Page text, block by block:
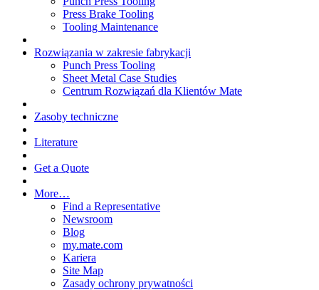
Press Brake Tooling
Tooling Maintenance
Rozwiązania w zakresie fabrykacji
Punch Press Tooling
Sheet Metal Case Studies
Centrum Rozwiązań dla Klientów Mate
Zasoby techniczne
Literature
Get a Quote
More…
Find a Representative
Newsroom
Blog
my.mate.com
Kariera
Site Map
Zasady ochrony prywatności